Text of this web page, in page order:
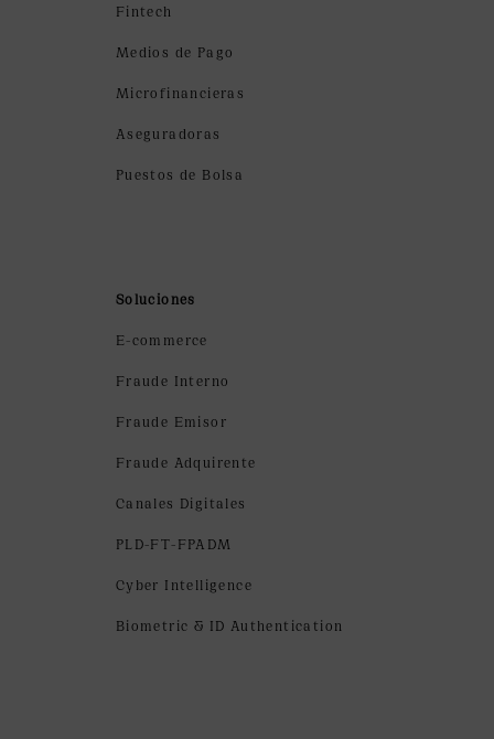
Fintech
Medios de Pago
Microfinancieras
Aseguradoras
Puestos de Bolsa
Soluciones
E-commerce
Fraude Interno
Fraude Emisor
Fraude Adquirente
Canales Digitales
PLD-FT-FPADM
Cyber Intelligence
Biometric & ID Authentication